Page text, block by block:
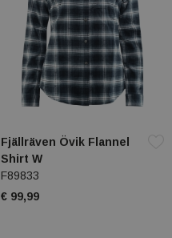
Fjällräven Övik Flannel
Shirt W
F89833
€ 99,99